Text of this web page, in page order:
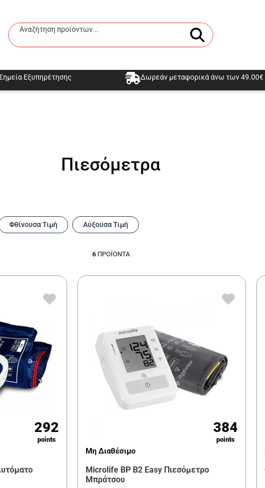
Αναζήτηση προϊόντων...
Εξυπηρέτησης Δωρεάν μεταφορικά άνω των 49.00€
Αναζήτηση
Πιεσόμετρα
Φθίνουσα Τιμή Αύξουσα Τιμή
6ΠΡΟΪΌΝΤΑ
292
points
384
points
Μη Διαθέσιμο
Microlife BP B2 Easy Πιεσόμετρο
Μπράτσου